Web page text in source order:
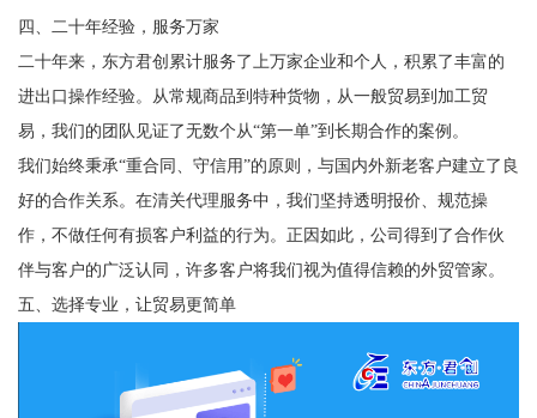
四、二十年经验，服务万家
二十年来，东方君创累计服务了上万家企业和个人，积累了丰富的
进出口操作经验。从常规商品到特种货物，从一般贸易到加工贸
易，我们的团队见证了无数个从“第一单”到长期合作的案例。
我们始终秉承“重合同、守信用”的原则，与国内外新老客户建立了良
好的合作关系。在清关代理服务中，我们坚持透明报价、规范操
作，不做任何有损客户利益的行为。正因如此，公司得到了合作伙
伴与客户的广泛认同，许多客户将我们视为值得信赖的外贸管家。
五、选择专业，让贸易更简单